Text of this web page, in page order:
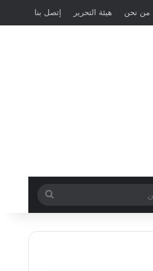
من نحن هيئة التحرير إتصل بنا
عن